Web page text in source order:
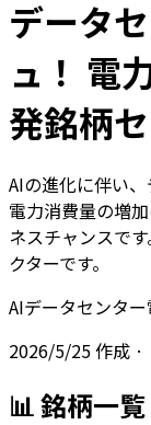
データ
ュ！ 電
発銘柄
AIの進化に伴い
電力消費量の増
ネスチャンスで
クターです。
AIデータセンター
2026/5/25作成
📊 銘柄一覧